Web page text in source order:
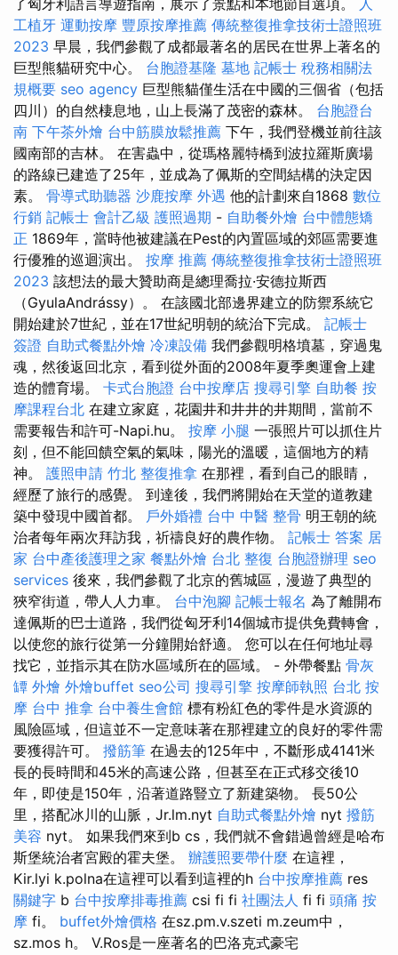
了匈牙利語言導遊指南，展示了景點和本地節目選項。 人
工植牙 運動按摩 豐原按摩推薦 傳統整復推拿技術士證照班
2023 早晨，我們參觀了成都最著名的居民在世界上著名的
巨型熊貓研究中心。 台胞證基隆 墓地 記帳士 稅務相關法
規概要 seo agency 巨型熊貓僅生活在中國的三個省（包括
四川）的自然棲息地，山上長滿了茂密的森林。 台胞證台
南 下午茶外燴 台中筋膜放鬆推薦 下午，我們登機並前往該
國南部的吉林。 在害蟲中，從瑪格麗特橋到波拉羅斯廣場
的路線已建造了25年，並成為了佩斯的空間結構的決定因
素。 骨導式助聽器 沙鹿按摩 外遇 他的計劃來自1868 數位
行銷 記帳士 會計乙級 護照過期 - 自助餐外燴 台中體態矯
正 1869年，當時他被建議在Pest的內置區域的郊區需要進
行優雅的巡迴演出。 按摩 推薦 傳統整復推拿技術士證照班
2023 該想法的最大贊助商是總理喬拉·安德拉斯西
（GyulaAndrássy）。 在該國北部邊界建立的防禦系統它
開始建於7世紀，並在17世紀明朝的統治下完成。 記帳士
簽證 自助式餐點外燴 冷凍設備 我們參觀明格墳墓，穿過鬼
魂，然後返回北京，看到從外面的2008年夏季奧運會上建
造的體育場。 卡式台胞證 台中按摩店 搜尋引擎 自助餐 按
摩課程台北 在建立家庭，花園井和井井的井期間，當前不
需要報告和許可-Napi.hu。 按摩 小腿 一張照片可以抓住片
刻，但不能回饋空氣的氣味，陽光的溫暖，這個地方的精
神。 護照申請 竹北 整復推拿 在那裡，看到自己的眼睛，
經歷了旅行的感覺。 到達後，我們將開始在天堂的道教建
築中發現中國首都。 戶外婚禮 台中 中醫 整骨 明王朝的統
治者每年兩次拜訪我，祈禱良好的農作物。 記帳士 答案 居
家 台中產後護理之家 餐點外燴 台北 整復 台胞證辦理 seo
services 後來，我們參觀了北京的舊城區，漫遊了典型的
狹窄街道，帶人人力車。 台中泡腳 記帳士報名 為了離開布
達佩斯的巴士道路，我們從匈牙利14個城市提供免費轉會，
以使您的旅行從第一分鐘開始舒適。 您可以在任何地址尋
找它，並指示其在防水區域所在的區域。 - 外帶餐點 骨灰
罈 外燴 外燴buffet seo公司 搜尋引擎 按摩師執照 台北 按
摩 台中 推拿 台中養生會館 標有粉紅色的零件是水資源的
風險區域，但這並不一定意味著在那裡建立的良好的零件需
要獲得許可。 撥筋筆 在過去的125年中，不斷形成4141米
長的長時間和45米的高速公路，但甚至在正式移交後10
年，即使是150年，沿著道路豎立了新建築物。 長50公
里，搭配冰川的山脈，Jr.lm.nyt 自助式餐點外燴 nyt 撥筋
美容 nyt。 如果我們來到b cs，我們就不會錯過曾經是哈布
斯堡統治者宮殿的霍夫堡。 辦護照要帶什麼 在這裡，
Kir.lyi k.polna在這裡可以看到這裡的h 台中按摩推薦 res
關鍵字 b 台中按摩排毒推薦 csi fi fi 社團法人 fi fi 頭痛 按
摩 fi。 buffet外燴價格 在sz.pm.v.szeti m.zeum中，
sz.mos h。 V.Ros是一座著名的巴洛克式豪宅